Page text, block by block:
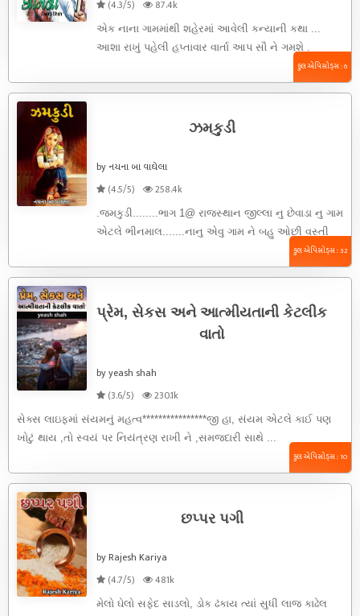
(4.3/5)
87.4k
એક નાના ગામમાંથી શહેરમાં આવેલી કન્યાની કથા ...
આશા રાખું પહેલી હપ્તાવાર વાર્તા આપ સૌ ને ગમશે .
કુલ એપિસોડ્સ : 6
ઝમકુડી
by નયના બા વાઘેલા
(4.5/5)
258.4k
.જમકુડી........ભાગ 1@ રાજસ્થાન જીલ્લા નુ છેવાડા નુ ગામ
એટલે ભીનમાલ.......નાનુ એવુ ગામ ને બહુ ઓછી વસ્તી
કુલ એપિસોડ્સ : 32
પ્રેમ, સેકસ અને આત્મીયતાની કેટલીક
વાતો
by yeash shah
(3.6/5)
230.1k
સેક્સ લાઇફમાં સંયમનું મહત્વ****************જી હા, સંયમ એટલે કાઈ પણ
ખોટું થાય ,તો સ્વયં પર નિયંત્રણ રાખી ને ,સમજદારી સાથે ...
કુલ એપિસોડ્સ : 10
છપ્પર પગી
by Rajesh Kariya
(4.7/5)
481k
મેલો ઘેલો સફેદ સાડલો, ડોક ઢંકાય ત્યાં સુધી લાજ કાઢેલ